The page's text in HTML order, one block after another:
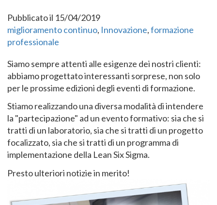
Pubblicato il 15/04/2019
miglioramento continuo Innovazione formazione
professionale
Siamo sempre attenti alle esigenze dei nostri clienti:
abbiamo progettato interessanti sorprese, non solo
per le prossime edizioni degli eventi di formazione.
Stiamo realizzando una diversa modalità di intendere
la "partecipazione" ad un evento formativo: sia che si
tratti di un laboratorio, sia che si tratti di un progetto
focalizzato, sia che si tratti di un programma di
implementazione della Lean Six Sigma.
Presto ulteriori notizie in merito!